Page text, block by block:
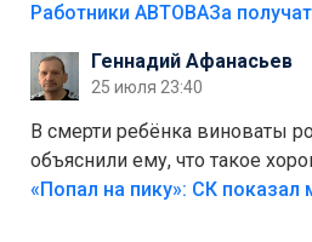
на предприятии.
Работники АВТОВАЗа
Геннадий Афанасьев
25 июля 23:40
В смерти ребёнка виноваты
объяснили ему, что такое
Лезть через такой